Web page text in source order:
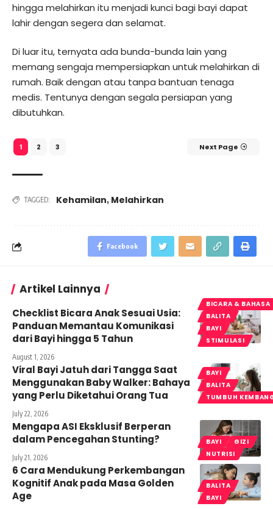
hingga melahirkan itu menjadi kunci bagi bayi dapat
lahir dengan segera dan selamat.
Di luar itu, ternyata ada bunda-bunda lain yang
memang sengaja mempersiapkan untuk melahirkan di
rumah. Baik dengan atau tanpa bantuan tenaga
medis. Tentunya dengan segala persiapan yang
dibutuhkan.
1 2 3 Next Page
TAGGED: Kehamilan, Melahirkan
Facebook
Artikel Lainnya
BICARA & BAHASA
BALITA
BAYI
STIMULASI
Checklist Bicara Anak Sesuai Usia:
Panduan Memantau Komunikasi
dari Bayi hingga 5 Tahun
August 1, 2026
BAYI
BALITA
TUMBUH
Viral Bayi Jatuh dari Tangga Saat
Menggunakan Baby Walker: Bahaya
yang Perlu Diketahui Orang Tua
July 22, 2026
BAYI
GIZI
NUTRISI
Mengapa ASI Eksklusif Berperan
dalam Pencegahan Stunting?
July 21, 2026
BALITA
BAYI
6 Cara Mendukung Perkembangan
Kognitif Anak pada Masa Golden
Age